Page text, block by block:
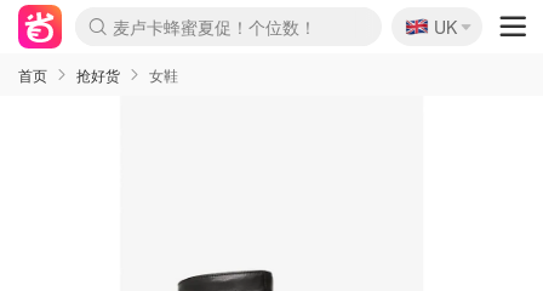
麦卢卡蜂蜜夏促！个位数！
Prada/Miu 4.8折！
啥？必胜客披萨5折！
🇬🇧
UK
首页 抢好货 女鞋